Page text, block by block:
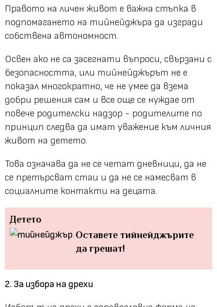
Правото на личен живот е важна стъпка в
подпомагането на тийнейджъра да изгради
собствена автономност.
Освен ако не са засегнати въпроси, свързани с
безопасността, или тийнейджърът не е
показал многократно, че не умее да взема
добри решения сам и все още се нуждае от
повече родителски надзор - родителите по
принцип следва да имат уважение към личния
живот на детето.
Това означава да не се четат дневници, да не
се претърсват стаи и да не се намесват в
социалните контакти на децата.
Детето
Оставете тийнейджърите
да грешат!
2. За избора на дрехи